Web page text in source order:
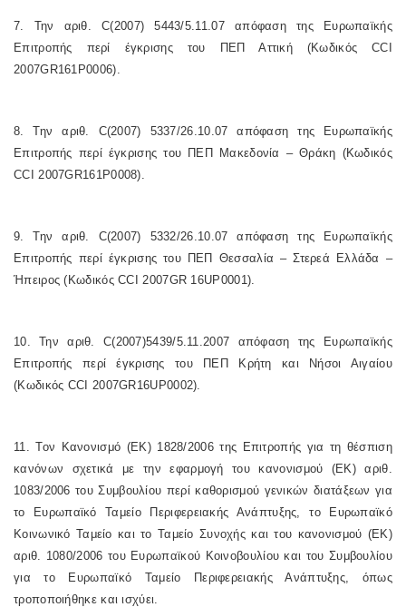
7. Την αριθ. C(2007) 5443/5.11.07 απόφαση της Ευρωπαϊκής
Επιτροπής περί έγκρισης του ΠΕΠ Αττική (Κωδικός CCI
2007GR161P0006).
8. Την αριθ. C(2007) 5337/26.10.07 απόφαση της Ευρωπαϊκής
Επιτροπής περί έγκρισης του ΠΕΠ Μακεδονία – Θράκη (Κωδικός
CCI 2007GR161P0008).
9. Την αριθ. C(2007) 5332/26.10.07 απόφαση της Ευρωπαϊκής
Επιτροπής περί έγκρισης του ΠΕΠ Θεσσαλία – Στερεά Ελλάδα –
Ήπειρος (Κωδικός CCI 2007GR 16UP0001).
10. Την αριθ. C(2007)5439/5.11.2007 απόφαση της Ευρωπαϊκής
Επιτροπής περί έγκρισης του ΠΕΠ Κρήτη και Νήσοι Αιγαίου
(Κωδικός CCI 2007GR16UP0002).
11. Τον Κανονισμό (ΕΚ) 1828/2006 της Επιτροπής για τη θέσπιση
κανόνων σχετικά με την εφαρμογή του κανονισμού (ΕΚ) αριθ.
1083/2006 του Συμβουλίου περί καθορισμού γενικών διατάξεων για
το Ευρωπαϊκό Ταμείο Περιφερειακής Ανάπτυξης, το Ευρωπαϊκό
Κοινωνικό Ταμείο και το Ταμείο Συνοχής και του κανονισμού (ΕΚ)
αριθ. 1080/2006 του Ευρωπαϊκού Κοινοβουλίου και του Συμβουλίου
για το Ευρωπαϊκό Ταμείο Περιφερειακής Ανάπτυξης, όπως
τροποποιήθηκε και ισχύει.